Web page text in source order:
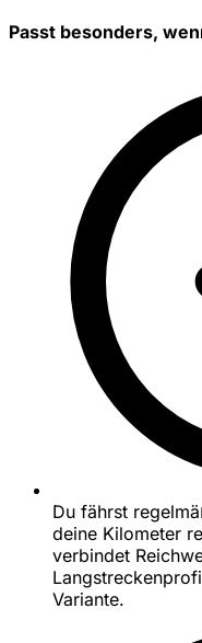
Passt besonders,
Du fährst
deine Kilometer
verbindet
Variante.